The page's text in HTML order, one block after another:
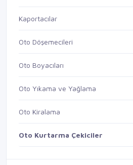
Kaportacılar
Oto Döşemecileri
Oto Boyacıları
Oto Yıkama ve Yağlama
Oto Kiralama
Oto Kurtarma Çekiciler